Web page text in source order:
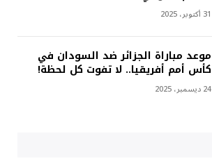
31 أكتوبر، 2025
موعد مباراة الجزائر ضد السودان في
كأس أمم أفريقيا.. لا تفوت كل لحظة!
24 ديسمبر، 2025